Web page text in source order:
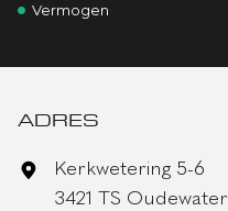
Vermogen
ADRES
Kerkwetering 5-6
3421 TS Oudewater